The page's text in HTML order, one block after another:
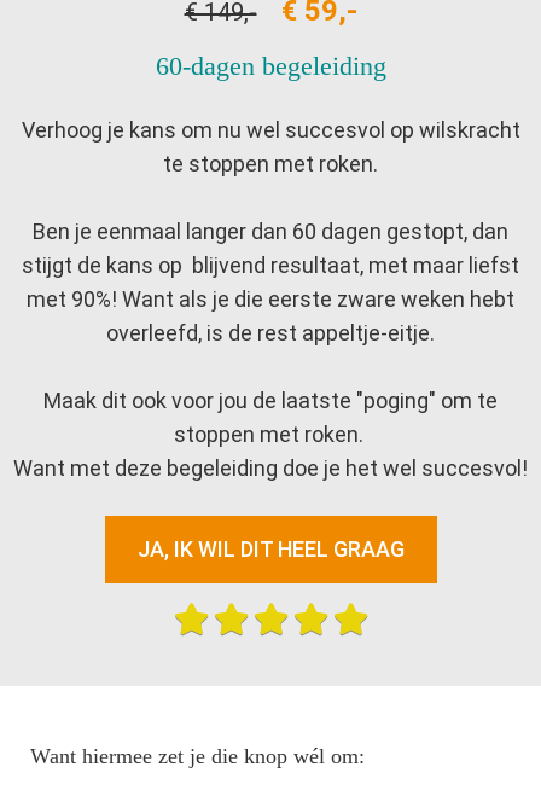
€ 149,- € 59,-
60-dagen begeleiding
Verhoog je kans om nu wel succesvol op wilskracht
te stoppen met roken.
Ben je eenmaal langer dan 60 dagen gestopt, dan
stijgt de kans op blijvend resultaat, met maar liefst
met 90%! Want als je die eerste zware weken hebt
overleefd, is de rest appeltje-eitje.
Maak dit ook voor jou de laatste "poging" om te
stoppen met roken.
Want met deze begeleiding doe je het wel succesvol!
JA, IK WIL DIT HEEL GRAAG
Want hiermee zet je die knop wél om: